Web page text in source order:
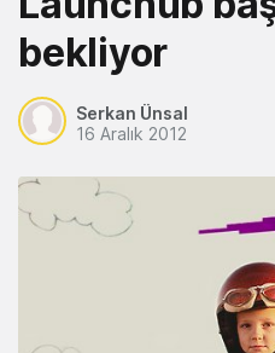
bekliyor
Serkan Ünsal
16 Aralık 2012